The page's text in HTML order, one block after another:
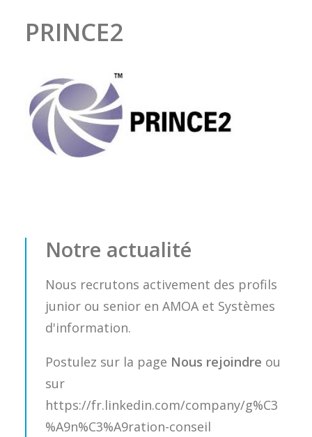
NOTRE BLOG
PRINCE2
Notre actualité
Nous recrutons activement des profils
junior ou senior en AMOA et Systèmes
d'information.
Postulez sur la page Nous rejoindre ou
sur
https://fr.linkedin.com/company/g%C3
%A9n%C3%A9ration-conseil